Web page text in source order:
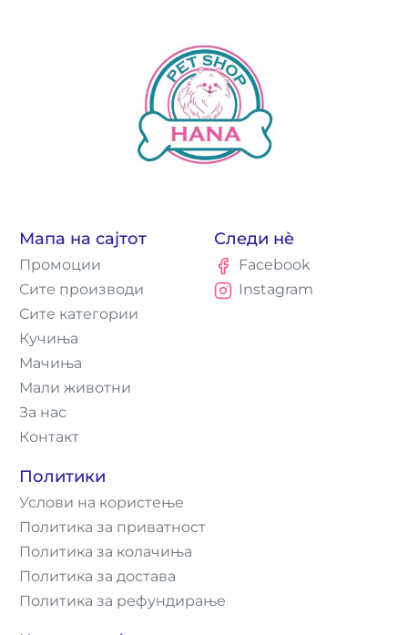
Мапа на сајтот
Промоции
Сите производи
Сите категории
Кучиња
Мачиња
Мали животни
За нас
Контакт
Политики
Услови на користење
Политика за приватност
Политика за колачиња
Политика за достава
Политика за рефундирање
Следи нè
Facebook
Instagram